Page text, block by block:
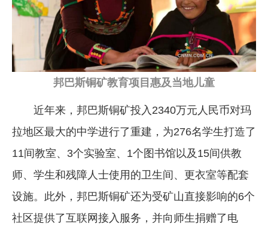
邦巴斯铜矿教育项目惠及当地儿童
近年来，邦巴斯铜矿投入2340万元人民币对玛
拉地区最大的中学进行了重建，为276名学生打造了
11间教室、3个实验室、1个图书馆以及15间供教
师、学生和残障人士使用的卫生间、更衣室等配套
设施。此外，邦巴斯铜矿还为受矿山直接影响的6个
社区提供了互联网接入服务，并向师生捐赠了电